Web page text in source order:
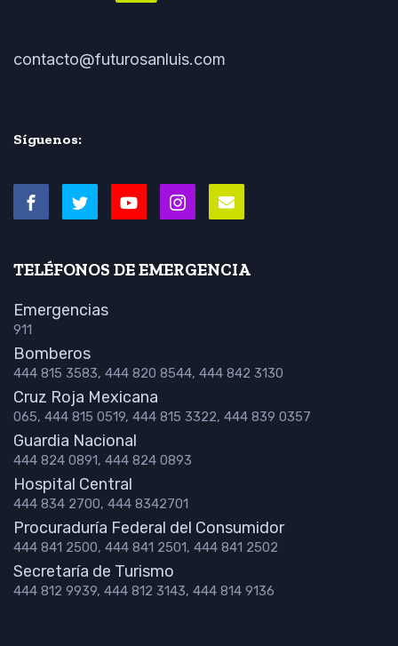
contacto@futurosanluis.com
Síguenos:
TELÉFONOS DE EMERGENCIA
Emergencias
911
Bomberos
444 815 3583, 444 820 8544, 444 842 3130
Cruz Roja Mexicana
065, 444 815 0519, 444 815 3322, 444 839 0357
Guardia Nacional
444 824 0891, 444 824 0893
Hospital Central
444 834 2700, 444 8342701
Procuraduría Federal del Consumidor
444 841 2500, 444 841 2501, 444 841 2502
Secretaría de Turismo
444 812 9939, 444 812 3143, 444 814 9136